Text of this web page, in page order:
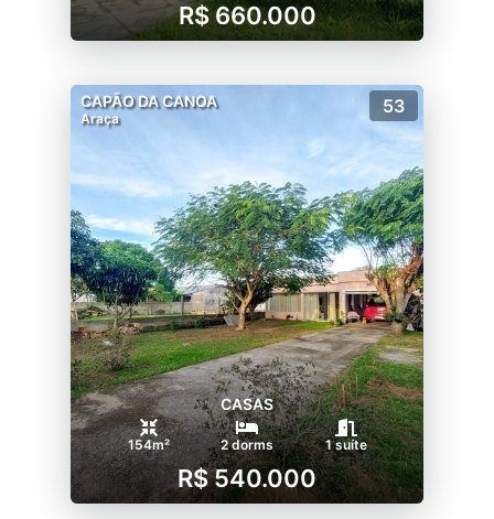
R$ 660.000
CAPÃO DA CANOA
Araça
53
CASAS
154m² 2 dorms 1 suíte
R$ 540.000